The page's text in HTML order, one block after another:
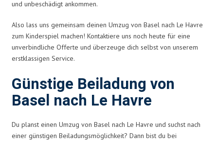
und unbeschädigt ankommen.
Also lass uns gemeinsam deinen Umzug von Basel nach Le Havre
zum Kinderspiel machen! Kontaktiere uns noch heute für eine
unverbindliche Offerte und überzeuge dich selbst von unserem
erstklassigen Service.
Günstige Beiladung von
Basel nach Le Havre
Du planst einen Umzug von Basel nach Le Havre und suchst nach
einer günstigen Beiladungsmöglichkeit? Dann bist du bei